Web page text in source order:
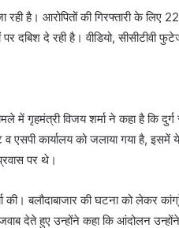
है। आरोपितों की गिरफ्तारी के लिए
दबिश दे रही है। वीडियो, सीसीटीवी
में गृहमंत्री विजय शर्मा ने कहा है कि
कार्यालय को जलाया गया है, इसमें
पर थे।
बलौदाबाजार की घटना को लेकर
देते हुए उन्होंने कहा कि आंदोलन